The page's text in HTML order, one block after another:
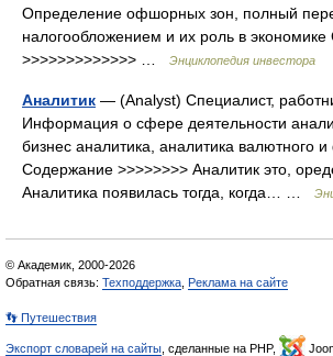
Определение офшорных зон, полный
налогообложением и их роль в
>>>>>>>>>>>>> …
Энциклопедия инвестора
Аналитик — (Analyst) Специалист,
Информация о сфере деятельности
бизнес аналитика, аналитика валютного
Содержание >>>>>>>> Аналитик это,
Аналитика появилась тогда, когда… …
© Академик, 2000-2026
Обратная связь: Техподдержка Реклама на сайте
👣 Путешествия
Экспорт словарей на сайты , сделанные на PHP,